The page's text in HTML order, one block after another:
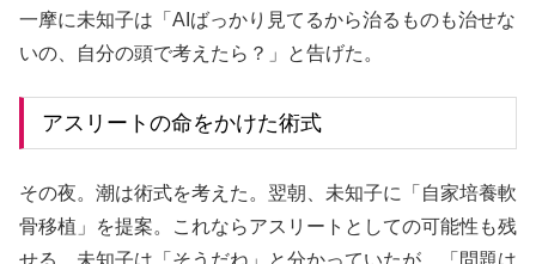
一摩に未知子は「AIばっかり見てるから治るものも治せな
いの、自分の頭で考えたら？」と告げた。
アスリートの命をかけた術式
その夜。潮は術式を考えた。翌朝、未知子に「自家培養軟
骨移植」を提案。これならアスリートとしての可能性も残
せる。未知子は「そうだね」と分かっていたが、「問題は